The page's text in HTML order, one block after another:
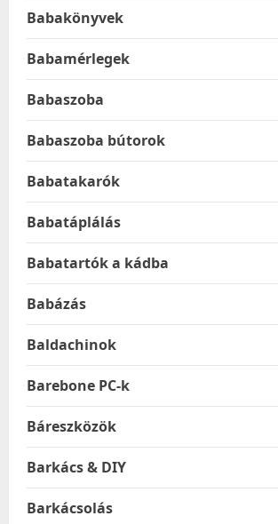
Babakönyvek
Babamérlegek
Babaszoba
Babaszoba bútorok
Babatakarók
Babatáplálás
Babatartók a kádba
Babázás
Baldachinok
Barebone PC-k
Báreszközök
Barkács & DIY
Barkácsolás